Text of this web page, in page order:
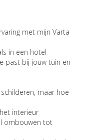
met mijn Varta
in een hotel
past bij jouw tuin en
maar hoe
interieur
ombouwen tot